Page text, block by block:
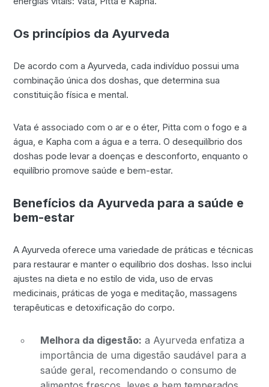
Os princípios da Ayurveda
De acordo com a Ayurveda, cada indivíduo possui uma
combinação única dos doshas, que determina sua
constituição física e mental.
Vata é associado com o ar e o éter, Pitta com o fogo e a
água, e Kapha com a água e a terra. O desequilíbrio dos
doshas pode levar a doenças e desconforto, enquanto o
equilíbrio promove saúde e bem-estar.
Benefícios da Ayurveda para a saúde e
bem-estar
A Ayurveda oferece uma variedade de práticas e técnicas
para restaurar e manter o equilíbrio dos doshas. Isso inclui
ajustes na dieta e no estilo de vida, uso de ervas
medicinais, práticas de yoga e meditação, massagens
terapêuticas e detoxificação do corpo.
Melhora da digestão: a Ayurveda enfatiza a
importância de uma digestão saudável para a
saúde geral, recomendando o consumo de